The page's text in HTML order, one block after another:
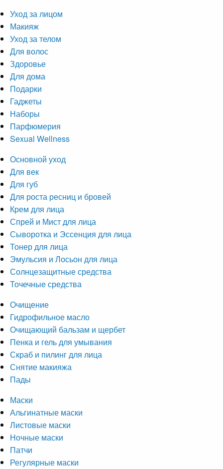
Уход за лицом
Макияж
Уход за телом
Для волос
Здоровье
Для дома
Подарки
Гаджеты
Наборы
Парфюмерия
Sexual Wellness
Основной уход
Для век
Для губ
Для роста ресниц и бровей
Крем для лица
Спрей и Мист для лица
Сыворотка и Эссенция для лица
Тонер для лица
Эмульсия и Лосьон для лица
Солнцезащитные средства
Точечные средства
Очищение
Гидрофильное масло
Очищающий бальзам и щербет
Пенка и гель для умывания
Скраб и пилинг для лица
Снятие макияжа
Пады
Маски
Альгинатные маски
Листовые маски
Ночные маски
Патчи
Регулярные маски